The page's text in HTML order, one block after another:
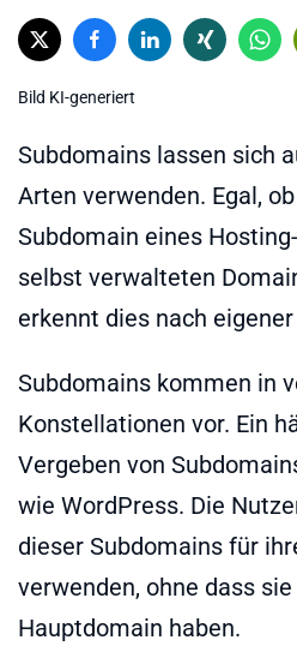
Bild KI-generiert
Subdomains lassen sich
Arten verwenden. Egal,
Subdomain eines
selbst verwalteten
erkennt dies nach
Subdomains kommen in
Konstellationen vor. Ein
Vergeben von
wie WordPress. Die
dieser Subdomains für
verwenden, ohne dass
Hauptdomain haben.